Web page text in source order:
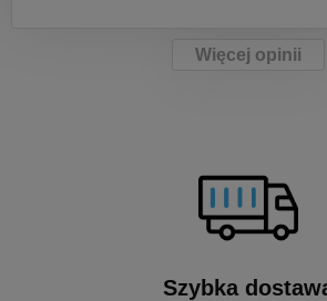
Więcej opinii
Szybka